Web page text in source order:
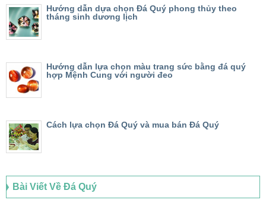
Hướng dẫn dựa chọn Đá Quý phong thủy theo
tháng sinh dương lịch
Hướng dẫn lựa chọn màu trang sức bằng đá quý
hợp Mệnh Cung với người đeo
Cách lựa chọn Đá Quý và mua bán Đá Quý
Bài Viết Về Đá Quý